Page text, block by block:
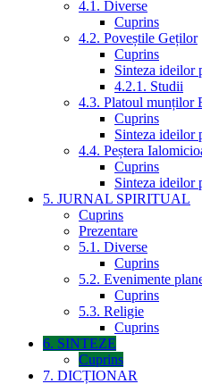
4.1. Diverse
Cuprins
4.2. Poveștile Geților
Cuprins
Sinteza ideilor
4.2.1. Studii
4.3. Platoul munților
Cuprins
Sinteza ideilor
4.4. Peștera
Cuprins
Sinteza ideilor
5. JURNAL SPIRITUAL
Cuprins
Prezentare
5.1. Diverse
Cuprins
5.2. Evenimente
Cuprins
5.3. Religie
Cuprins
6. SINTEZE
Cuprins
7. DICȚIONAR